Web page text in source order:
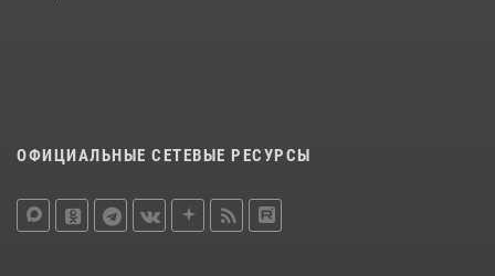
ОФИЦИАЛЬНЫЕ СЕТЕВЫЕ РЕСУРСЫ